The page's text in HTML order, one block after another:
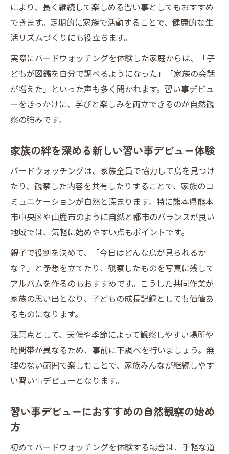
により、長く継続して楽しめる習い事としてもおすすめ
できます。定期的に家族で活動することで、健康的な生
活リズムづくりにも役立ちます。
実際にバードウォッチングを体験した家庭からは、「子
どもが図鑑を自分で調べるようになった」「家族の会話
が増えた」といった声も多く聞かれます。習い事デビュ
ーをきっかけに、学びと楽しみを両立できるのが自然観
察の強みです。
家族の絆を深める新しい習い事デビュー体験
バードウォッチングは、家族全員で協力して鳥を見つけ
たり、観察した内容を共有したりすることで、家族のコ
ミュニケーションが自然と深まります。特に熊本県熊本
市中央区や山鹿市のように自然と都市のバランスが良い
地域では、気軽に始めやすい点もポイントです。
親子で役割を決めて、「今日はどんな鳥が見られるか
な？」と予想を立てたり、観察したものを写真に残して
アルバムを作るのもおすすめです。こうした共同作業が
家族の思い出となり、子どもの成長記録としても価値あ
るものになります。
注意点として、天候や季節によって観察しやすい場所や
時間帯が異なるため、事前に下調べを行いましょう。無
理のない範囲で楽しむことで、家族みんなが継続しやす
い習い事デビューとなります。
習い事デビューにおすすめの自然観察の始め
方
初めてバードウォッチングを体験する場合は、手軽な道